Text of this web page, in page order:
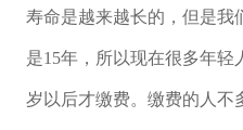
寿命是越来越长的，但是我
是15年，所以现在很多年轻
岁以后才缴费。缴费的人不